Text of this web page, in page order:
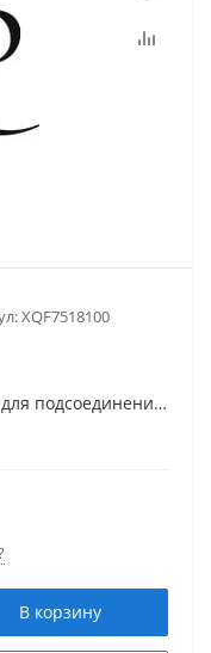
XQF7518100
подсоединения
50см; НОВИНКА!
В корзину